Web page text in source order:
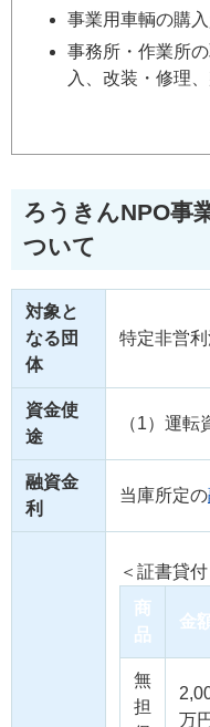
事業用車輌の購
事務所・作業所
入、改装・修理
ろうきんNPO事
ついて
対象と
なる団
体
特定非営利
資金使
途
（1）運
融資金
利
当庫所定の
＜証書貸付
商
品
金
無
担
万円